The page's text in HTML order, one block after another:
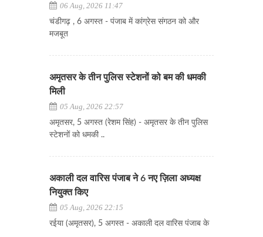
06 Aug, 2026 11:47
चंडीगढ़ , 6 अगस्त - पंजाब में कांग्रेस संगठन को और
मजबूत
अमृतसर के तीन पुलिस स्टेशनों को बम की धमकी
मिली
05 Aug, 2026 22:57
अमृतसर, 5 अगस्त (रेशम सिंह) - अमृतसर के तीन पुलिस
स्टेशनों को धमकी ..
अकाली दल वारिस पंजाब ने 6 नए ज़िला अध्यक्ष
नियुक्त किए
05 Aug, 2026 22:15
रईया (अमृतसर), 5 अगस्त - अकाली दल वारिस पंजाब के